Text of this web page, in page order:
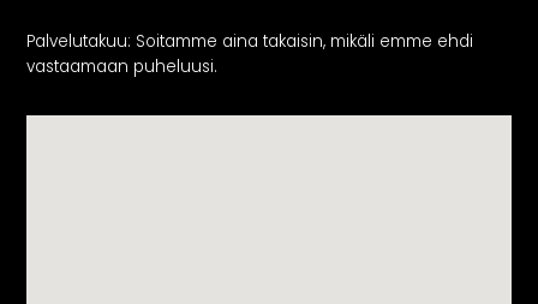
Palvelutakuu: Soitamme aina takaisin, mikäli emme ehdi
vastaamaan puheluusi.